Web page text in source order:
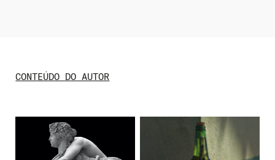
CONTEÚDO DO AUTOR
mail